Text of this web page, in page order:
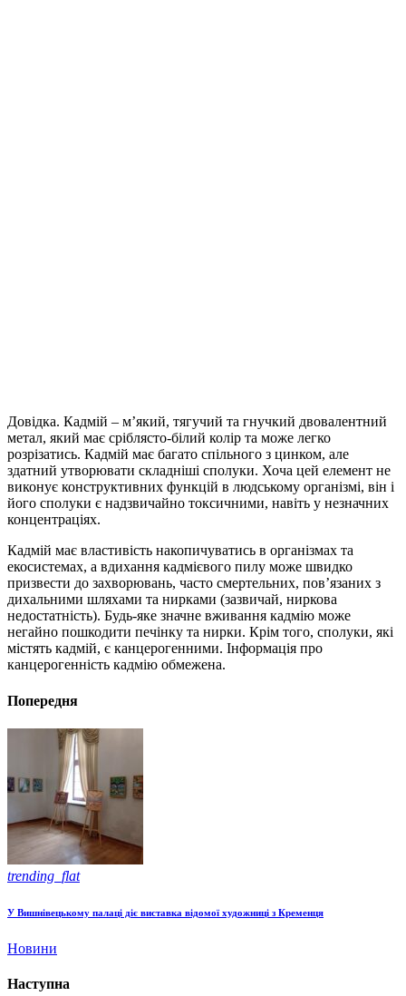
Довідка. Кадмій – м’який, тягучий та гнучкий двовалентний
метал, який має сріблясто-білий колір та може легко
розрізатись. Кадмій має багато спільного з цинком, але
здатний утворювати складніші сполуки. Хоча цей елемент не
виконує конструктивних функцій в людському організмі, він і
його сполуки є надзвичайно токсичними, навіть у незначних
концентраціях.
Кадмій має властивість накопичуватись в організмах та
екосистемах, а вдихання кадмієвого пилу може швидко
призвести до захворювань, часто смертельних, пов’язаних з
дихальними шляхами та нирками (зазвичай, ниркова
недостатність). Будь-яке значне вживання кадмію може
негайно пошкодити печінку та нирки. Крім того, сполуки, які
містять кадмій, є канцерогенними. Інформація про
канцерогенність кадмію обмежена.
Попередня
trending_flat
У Вишнівецькому палаці діє виставка відомої художниці з Кременця
Новини
Наступна